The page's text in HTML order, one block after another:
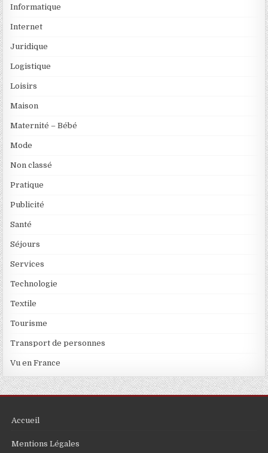
Informatique
Internet
Juridique
Logistique
Loisirs
Maison
Maternité – Bébé
Mode
Non classé
Pratique
Publicité
Santé
Séjours
Services
Technologie
Textile
Tourisme
Transport de personnes
Vu en France
Accueil
Mentions Légales